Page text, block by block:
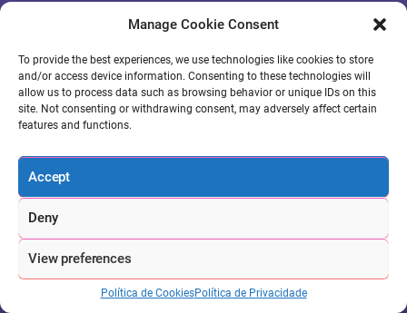
Manage Cookie Consent
To provide the best experiences, we use technologies like cookies to store
and/or access device information. Consenting to these technologies will
allow us to process data such as browsing behavior or unique IDs on this
site. Not consenting or withdrawing consent, may adversely affect certain
features and functions.
Accept
Deny
View preferences
Política de CookiesPolítica de Privacidade
O Cliente deverá proteger quaisquer senhas, códigos
login (coletivamente, “Senhas”) fornecidas ao
Cliente e usadas para acessar as ferramentas de
gerenciamento de programas e relatórios online da
Agência. No caso de o Cliente disponibilizar tais
Senhas a terceiros, o Cliente deverá (i) obrigar cada
por escrito que vincule esse terceiro a obrigações de
confidencialidade consistentes com aquelas
impostas ao Cliente aqui; e (ii) ser responsável por
todas as ações tomadas por tal terceiro em relação
ou relacionadas ao acesso desse terceiro às
ferramentas de gerenciamento de programas e
relatórios online da Agência. Exceto conforme
especificamente estabelecido neste Contrato, o
Cliente não divulgará ou disponibilizará as Senhas
do Cliente senão aos funcionários autorizados do